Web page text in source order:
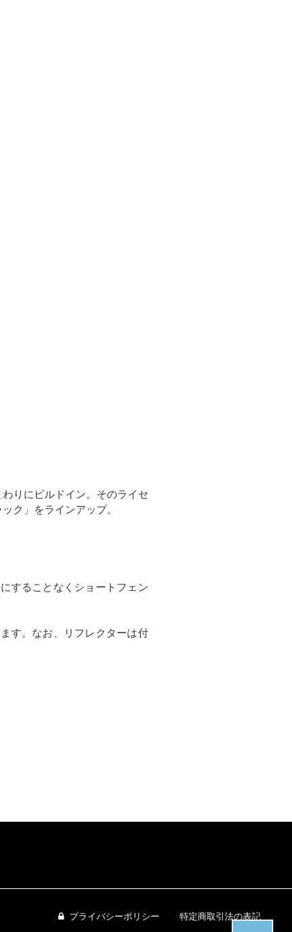
りにビルドイン。そのライセ
ク」をラインアップ。
することなくショートフェン
す。なお、リフレクターは付
プライバシーポリシー 特定商取引法の表記